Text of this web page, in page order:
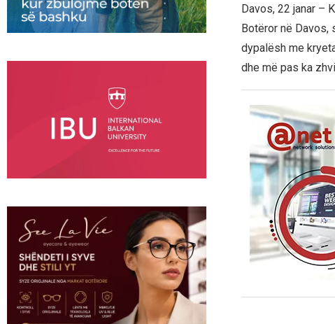
Davos, 22 janar –
Botëror në
dypalësh me
dhe më pas ka